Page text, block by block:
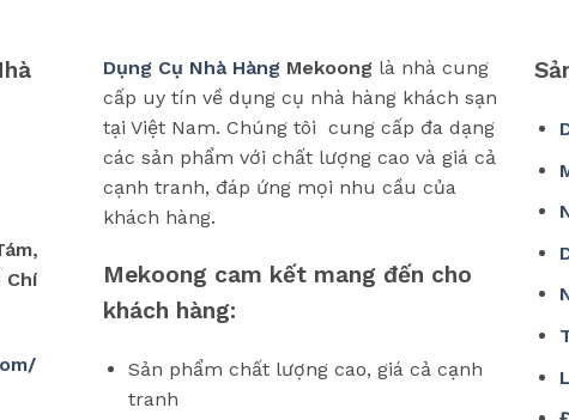
Chí
Dụng Cụ Nhà Hàng Mekoong là nhà cung
cấp uy tín về dụng cụ nhà hàng khách sạn
tại Việt Nam. Chúng tôi cung cấp đa dạng
các sản phẩm với chất lượng cao và giá cả
cạnh tranh, đáp ứng mọi nhu cầu của
khách hàng.
Mekoong cam kết mang đến cho
khách hàng:
Sản phẩm chất lượng cao, giá cả cạnh
tranh